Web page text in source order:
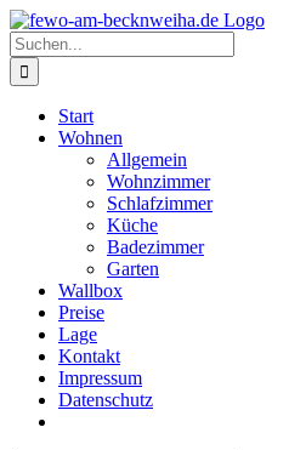
Zum
Inhalt
springen
Telefon
E-
Mail
Suche
nach:
Start
Wohnen
Allgemein
Wohnzimmer
Schlafzimmer
Küche
Badezimmer
Garten
Wallbox
Preise
Lage
Kontakt
Impressum
Datenschutz